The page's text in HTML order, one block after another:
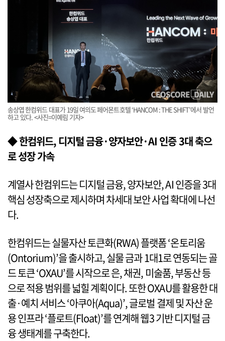
송상엽 한컴위드 대표가 19일 여의도 페어몬트호텔 ‘HANCOM : THE SHIFT’에서 발언
하고 있다. <사진=이예림 기자>
◆ 한컴위드, 디지털 금융·양자보안·AI 인증 3대 축으
로 성장 가속
계열사 한컴위드는 디지털 금융, 양자보안, AI 인증을 3대
핵심 성장축으로 제시하며 차세대 보안 사업 확대에 나선
다.
한컴위드는 실물자산 토큰화(RWA) 플랫폼 ‘온토리움
(Ontorium)’을 출시하고, 실물 금과 1대1로 연동되는 골
드 토큰 ‘OXAU’를 시작으로 은, 채권, 미술품, 부동산 등
으로 적용 범위를 넓힐 계획이다. 또한 OXAU를 활용한 대
출·예치 서비스 ‘아쿠아(Aqua)’, 글로벌 결제 및 자산 운
용 인프라 ‘플로트(Float)’를 연계해 웹3 기반 디지털 금
융 생태계를 구축한다.